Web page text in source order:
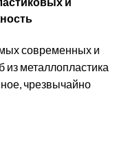
современных и
металлопластика
чрезвычайно